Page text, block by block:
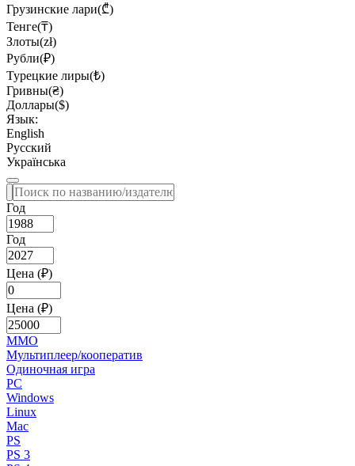
Грузинские лари(₾)
Тенге(₸)
Злоты(zł)
Рубли(₽)
Турецкие лиры(₺)
Гривны(₴)
Доллары($)
Язык:
English
Русский
Українська
Год
Год
Цена (₽)
Цена (₽)
MMO
Мультиплеер/кооператив
Одиночная игра
PC
Windows
Linux
Mac
PS
PS 3